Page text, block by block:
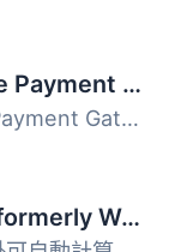
WooCommerce Stripe Payment Gateway
WooCommerce Stripe Payment Gateway 外掛提供最佳化的結帳體...
WooCommerce Tax (formerly WooCommerce Shipping & Tax)